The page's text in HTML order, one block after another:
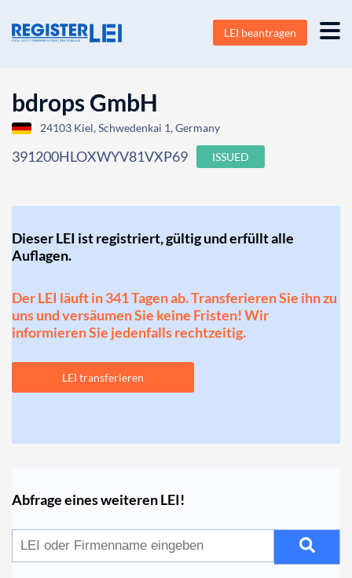
LEI beantragen
bdrops GmbH
24103 Kiel, Schwedenkai 1, Germany
391200HLOXWYV81VXP69 ISSUED
Dieser LEI ist registriert, gültig und erfüllt alle
Auflagen.
Der LEI läuft in 341 Tagen ab. Transferieren Sie ihn zu
uns und versäumen Sie keine Fristen! Wir
informieren Sie jedenfalls rechtzeitig.
LEI transferieren
Abfrage eines weiteren LEI!